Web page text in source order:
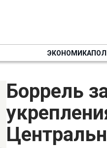
ЭКОНОМИКА
Боррель